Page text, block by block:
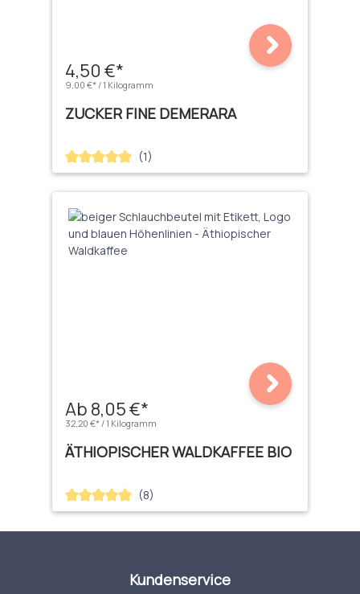
4,50 €*
9,00 €* / 1 Kilogramm
ZUCKER FINE DEMERARA
Durchschnittliche Bewertung von 5 von 5 Sternen
(1)
Ab 8,05 €*
32,20 €* / 1 Kilogramm
ÄTHIOPISCHER WALDKAFFEE BIO
Durchschnittliche Bewertung von 4.88 von 5 Sternen
(8)
Kundenservice